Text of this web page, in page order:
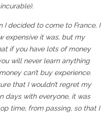
I decided to come to France, I
expensive it was, but my
if you have lots of money
will never learn anything
can’t buy experience.
that I wouldn’t regret my
days with everyone, it was
time, from passing, so that I